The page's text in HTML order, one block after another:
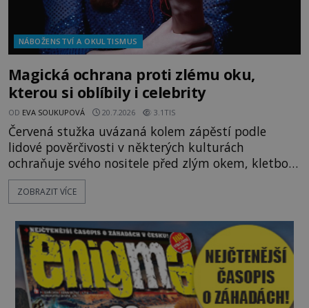
NÁBOŽENSTVÍ A OKULTISMUS
Magická ochrana proti zlému oku,
kterou si oblíbily i celebrity
OD EVA SOUKUPOVÁ 20.7.2026 3.1TIS
Červená stužka uvázaná kolem zápěstí podle
lidové pověrčivosti v některých kulturách
ochraňuje svého nositele před zlým okem, kletbou,
která může přivodit neštěstí či nemoc. S tímto
nenápadným symbolem magické ochrany lze
nebo Leonarda DiCapria. Na Blízkém východě a v
židovských komunitách po celém světě, je
ZOBRAZIT VÍCE